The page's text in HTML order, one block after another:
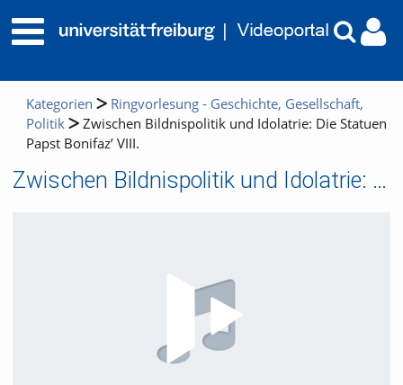
Kategorien
Ringvorlesung - Geschichte, Gesellschaft,
Politik
Zwischen Bildnispolitik und Idolatrie: Die Statuen
Papst Bonifaz’ VIII.
Zwischen Bildnispolitik und Idolatrie: Die Statuen Papst Bonifaz’ VIII.